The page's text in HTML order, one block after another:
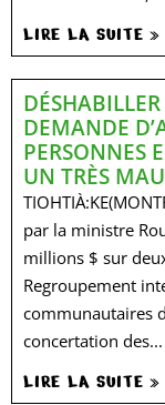
LIRE LA SUITE »
DEMANDE
PERSONNES
UN TRÈS
par la ministre
millions $ sur
Regroupement
communautaires
concertation des...
LIRE LA SUITE »